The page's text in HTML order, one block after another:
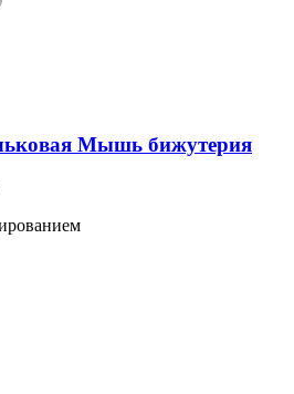
Мышь бижутерия